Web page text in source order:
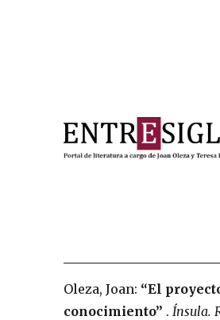
Oleza, Joan: “El
conocimiento” . Ínsula.